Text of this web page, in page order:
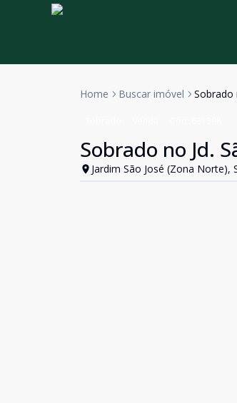
Home Buscar imóvel Sobrado
Sobrado no Jd.
Jardim São José (Zona Norte),